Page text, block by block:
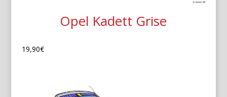
Opel Kadett Grise
19,90€